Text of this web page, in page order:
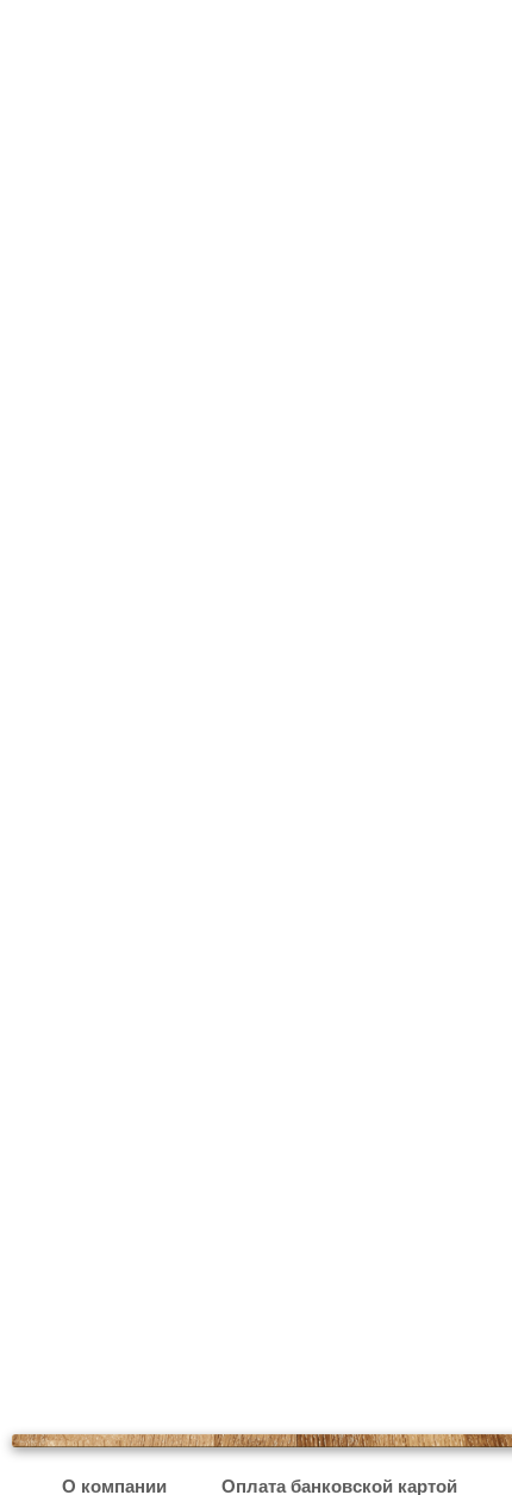
О компании Оплата банковской картой